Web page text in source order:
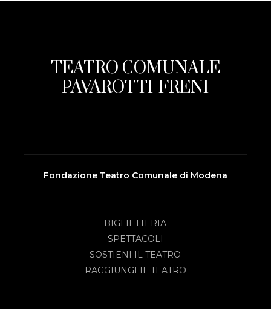
TEATRO COMUNALE
PAVAROTTI-FRENI
Fondazione Teatro Comunale di Modena
BIGLIETTERIA
SPETTACOLI
SOSTIENI IL TEATRO
RAGGIUNGI IL TEATRO